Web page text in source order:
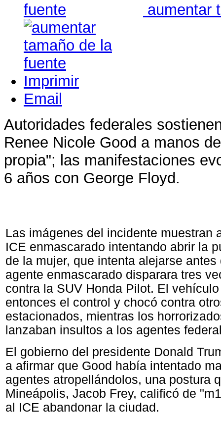
aumentar
Imprimir
Email
Autoridades federales
Renee Nicole Good a manos
propia"; las manifestaciones
6 años con George Floyd.
Las imágenes del incidente muestran
ICE enmascarado intentando abrir la
de la mujer, que intenta alejarse antes
agente enmascarado disparara tres
contra la SUV Honda Pilot. El
entonces el control y chocó contra
estacionados, mientras los
lanzaban insultos a los agentes
El gobierno del presidente Donald
a afirmar que Good había intentado
agentes atropellándolos, una postura
Mineápolis, Jacob Frey, calificó de
al ICE abandonar la ciudad.